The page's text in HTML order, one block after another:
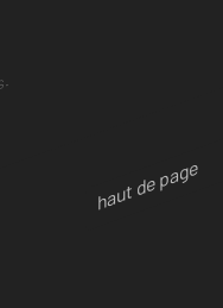
haut de page